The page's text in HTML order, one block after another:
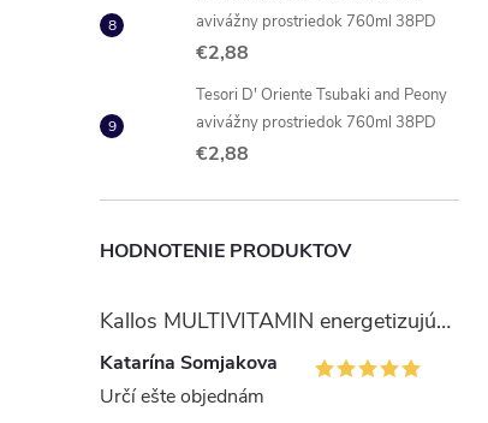
avivážny prostriedok 760ml 38PD
€2,88
Tesori D' Oriente Tsubaki and Peony
avivážny prostriedok 760ml 38PD
€2,88
HODNOTENIE PRODUKTOV
Kallos MULTIVITAMIN energetizujúci šampón na vlasy 1 l
Katarína Somjakova
Určí ešte objednám
DO KOŠÍKA
Cif Professional čistič na
€4,30 DO KOŠÍKA